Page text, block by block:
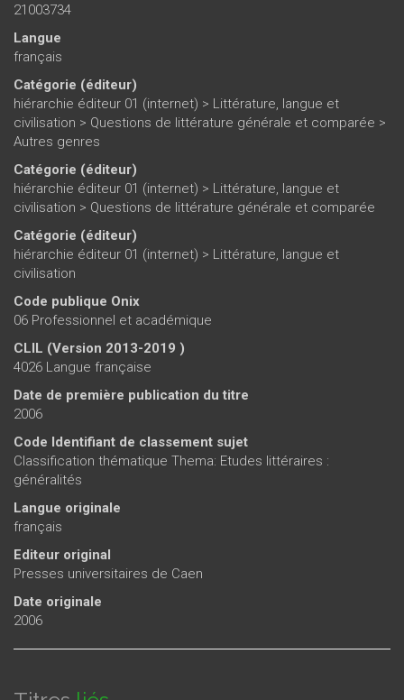
21003734
Langue
français
Catégorie (éditeur)
hiérarchie éditeur 01 (internet) > Littérature, langue et
civilisation > Questions de littérature générale et comparée >
Autres genres
Catégorie (éditeur)
hiérarchie éditeur 01 (internet) > Littérature, langue et
civilisation > Questions de littérature générale et comparée
Catégorie (éditeur)
hiérarchie éditeur 01 (internet) > Littérature, langue et
civilisation
Code publique Onix
06 Professionnel et académique
CLIL (Version 2013-2019 )
4026 Langue française
Date de première publication du titre
2006
Code Identifiant de classement sujet
Classification thématique Thema: Etudes littéraires :
généralités
Langue originale
français
Editeur original
Presses universitaires de Caen
Date originale
2006